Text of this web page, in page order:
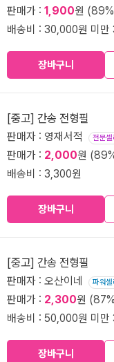
판매가 : 1,900원
배송비 : 30,000원 미
장바구니
[중고] 간송 전형필
판매자 : 영재서적 전문셀
판매가 : 2,000원
배송비 : 3,300원
장바구니
[중고] 간송 전형필
판매자 : 오산이네 파워셀
판매가 : 2,300원
배송비 : 50,000원 미
장바구니